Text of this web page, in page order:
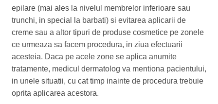
epilare (mai ales la nivelul membrelor inferioare sau
trunchi, in special la barbati) si evitarea aplicarii de
creme sau a altor tipuri de produse cosmetice pe zonele
ce urmeaza sa facem procedura, in ziua efectuarii
acesteia. Daca pe acele zone se aplica anumite
tratamente, medicul dermatolog va mentiona pacientului,
in unele situatii, cu cat timp inainte de procedura trebuie
oprita aplicarea acestora.